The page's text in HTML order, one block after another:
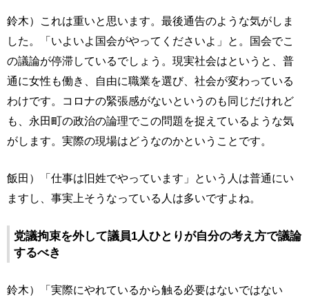
鈴木）これは重いと思います。最後通告のような気がしま
した。「いよいよ国会がやってくださいよ」と。国会でこ
の議論が停滞しているでしょう。現実社会はというと、普
通に女性も働き、自由に職業を選び、社会が変わっている
わけです。コロナの緊張感がないというのも同じだけれど
も、永田町の政治の論理でこの問題を捉えているような気
がします。実際の現場はどうなのかということです。
飯田）「仕事は旧姓でやっています」という人は普通にい
ますし、事実上そうなっている人は多いですよね。
党議拘束を外して議員1人ひとりが自分の考え方で議論
するべき
鈴木）「実際にやれているから触る必要はないではない